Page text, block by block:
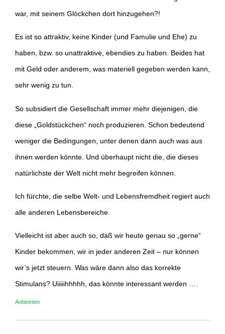
war, mit seinem Glöckchen dort hinzugehen?!
Es ist so attraktiv, keine Kinder (und Famulie und Ehe) zu
haben, bzw. so unattraktive, ebendies zu haben. Beides hat
mit Geld oder anderem, was materiell gegeben werden kann,
sehr wenig zu tun.
So subsidiert die Gesellschaft immer mehr diejenigen, die
diese „Goldstückchen“ noch produzieren. Schon bedeutend
weniger die Bedingungen, unter denen dann auch was aus
ihnen werden könnte. Und überhaupt nicht die, die dieses
natürlichste der Welt nicht mehr begreifen können.
Ich fürchte, die selbe Welt- und Lebensfremdheit regiert auch
alle anderen Lebensbereiche.
Vielleicht ist aber auch so, daß wir heute genau so „gerne“
Kinder bekommen, wir in jeder anderen Zeit – nur können
wir’s jetzt steuern. Was wäre dann also das korrekte
Stimulans? Uiiiiihhhhh, das könnte interessant werden ….
Antworten